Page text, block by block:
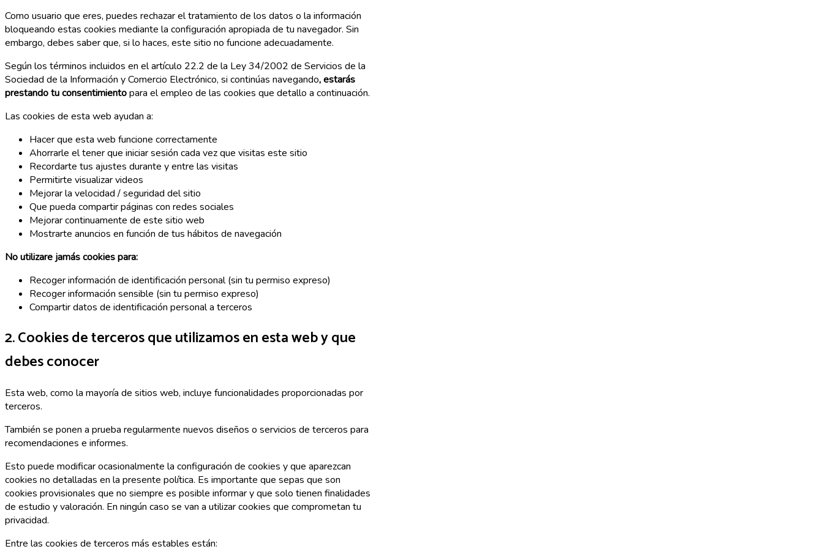
Como usuario que eres, puedes rechazar el tratamiento de los datos o la información
bloqueando estas cookies mediante la configuración apropiada de tu navegador. Sin
embargo, debes saber que, si lo haces, este sitio no funcione adecuadamente.
Según los términos incluidos en el artículo 22.2 de la Ley 34/2002 de Servicios de la
Sociedad de la Información y Comercio Electrónico, si continúas navegando, estarás
prestando tu consentimientopara el empleo de las cookies que detallo a continuación.
Las cookies de esta web ayudan a:
Hacer que esta web funcione correctamente
Ahorrarle el tener que iniciar sesión cada vez que visitas este sitio
Recordarte tus ajustes durante y entre las visitas
Permitirte visualizar videos
Mejorar la velocidad / seguridad del sitio
Que pueda compartir páginas con redes sociales
Mejorar continuamente de este sitio web
Mostrarte anuncios en función de tus hábitos de navegación
No utilizare jamás cookies para:
Recoger información de identificación personal (sin tu permiso expreso)
Recoger información sensible (sin tu permiso expreso)
Compartir datos de identificación personal a terceros
2. Cookies de terceros que utilizamos en esta web y que
debes conocer
Esta web, como la mayoría de sitios web, incluye funcionalidades proporcionadas por
terceros.
También se ponen a prueba regularmente nuevos diseños o servicios de terceros para
recomendaciones e informes.
Esto puede modificar ocasionalmente la configuración de cookies y que aparezcan
cookies no detalladas en la presente política. Es importante que sepas que son
cookies provisionales que no siempre es posible informar y que solo tienen finalidades
de estudio y valoración. En ningún caso se van a utilizar cookies que comprometan tu
privacidad.
Entre las cookies de terceros más estables están: